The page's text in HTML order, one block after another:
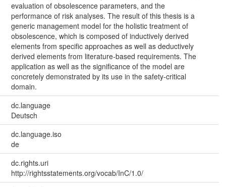
evaluation of obsolescence parameters, and the
performance of risk analyses. The result of this thesis is a
generic management model for the holistic treatment of
obsolescence, which is composed of inductively derived
elements from specific approaches as well as deductively
derived elements from literature-based requirements. The
application as well as the significance of the model are
concretely demonstrated by its use in the safety-critical
domain.
dc.language
Deutsch
dc.language.iso
de
dc.rights.uri
http://rightsstatements.org/vocab/InC/1.0/